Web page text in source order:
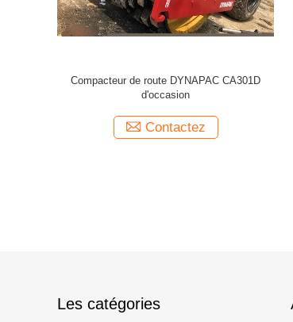
Compacteur à rouleaux DYNAPAC CA30D
utilisé
Contactez
Les catégories